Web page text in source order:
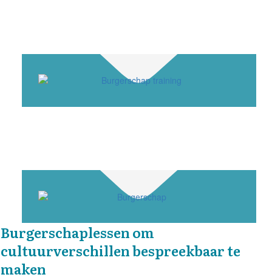
Burgerschaplessen om
cultuurverschillen bespreekbaar te
maken